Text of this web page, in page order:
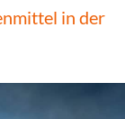
in der